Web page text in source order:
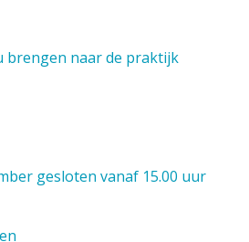
brengen naar de praktijk
gesloten vanaf 15.00 uur